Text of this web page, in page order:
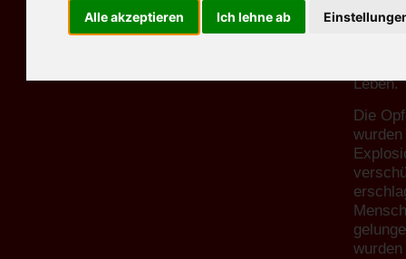
Alle akzeptieren Ich lehne ab
Leben.
Die